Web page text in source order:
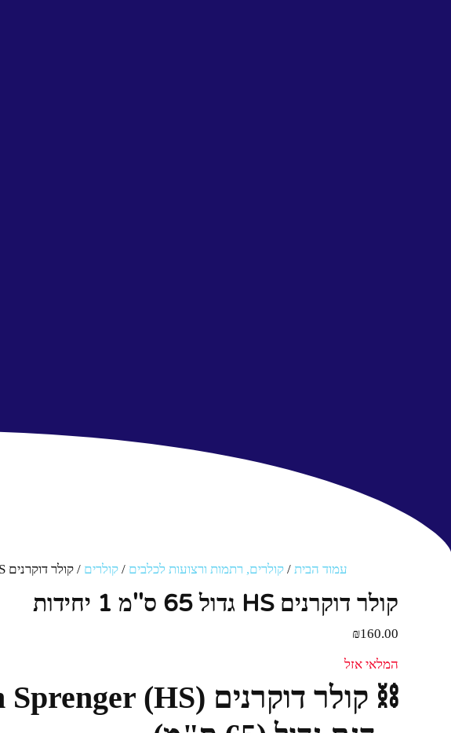
עמוד הבית /קולרים, רתמות ורצועות לכלבים /קולרים / קולר דוקרנים HS גדול 65 ס''מ 1 יחידות
קולר דוקרנים HS גדול 65 ס''מ 1 יחידות
₪160.00
המלאי אזל